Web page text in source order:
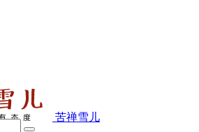
苦禅雪儿